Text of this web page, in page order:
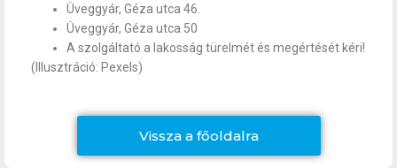
Üveggyár, Géza utca 46.
Üveggyár, Géza utca 50
A szolgáltató a lakosság türelmét és megértését kéri!
(Illusztráció: Pexels)
Vissza a főoldalra